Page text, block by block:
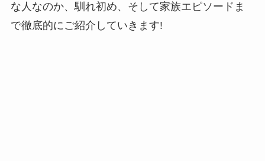
な人なのか、馴れ初め、そして家族エピソードま
で徹底的にご紹介していきます!